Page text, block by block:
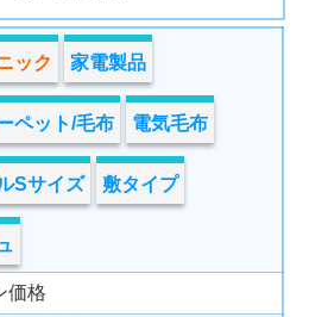
ック 家電製品
ペット/毛布 電気毛布
Sサイズ 敷タイプ
価格